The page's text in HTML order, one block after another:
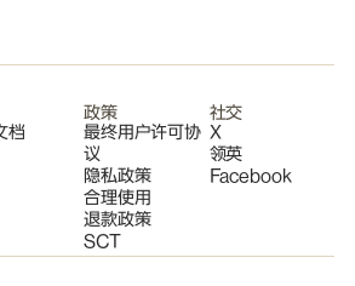
档
政策
最终用户许可协
议
隐私政策
合理使用
退款政策
SCT
社交
X
领英
Facebook